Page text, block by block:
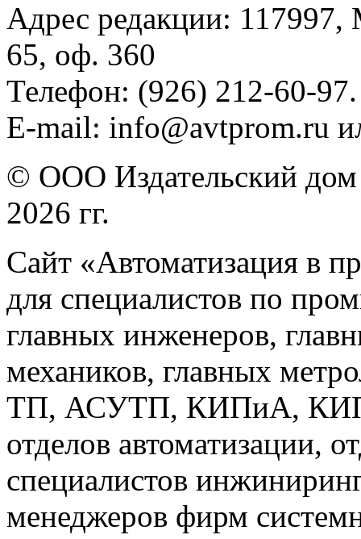
Адрес редакции:
65, оф. 360
Телефон: (926) 212-60-97.
E-mail: info@avtprom.ru
© ООО Издательский
2026 гг.
Сайт «Автоматизация в
для специалистов по
главных инженеров,
механиков, главных
ТП, АСУТП, КИПиА, КИП
отделов автоматизации,
специалистов
менеджеров фирм